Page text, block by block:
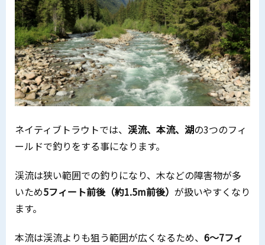
ネイティブトラウトでは、 渓流、本流、湖の3つのフィ
ールドで釣りをする事になります。
渓流は狭い範囲での釣りになり、木などの障害物が多
いため5フィート前後（約1.5m前後） が扱いやすくなり
ます。
本流は渓流よりも狙う範囲が広くなるため、 6～7フィ